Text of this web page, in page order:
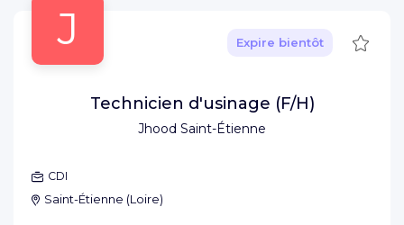
J
Jhood Saint-Étienne
Expire bientôt
Technicien d'usinage (F/H)
CDI
Saint-Étienne (Loire)